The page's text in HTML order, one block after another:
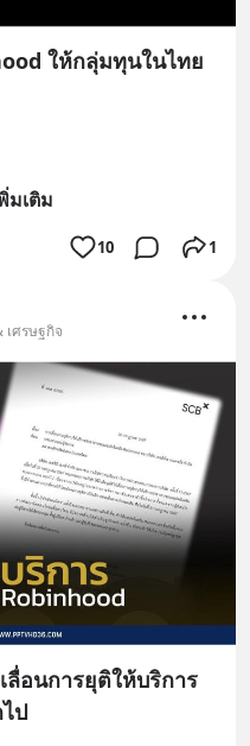
ให้กลุ่มทุนในไทย
มเติม
10 1
เศรษฐกิจ
ลื่อนการยุติให้บริการ
ป